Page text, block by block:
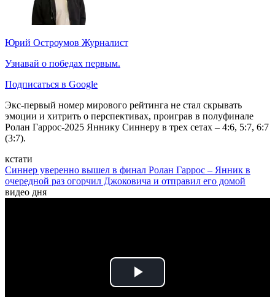
Юрий Остроумов Журналист
Узнавай о победах первым.
Подписаться в Google
Экс-первый номер мирового рейтинга не стал скрывать
эмоции и хитрить о перспективах, проиграв в полуфинале
Ролан Гаррос-2025 Яннику Синнеру в трех сетах – 4:6, 5:7, 6:7
(3:7).
кстати
Синнер уверенно вышел в финал Ролан Гаррос – Янник в
очередной раз огорчил Джоковича и отправил его домой
видео дня
Play